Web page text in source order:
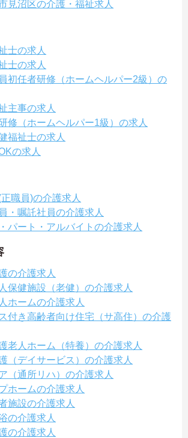
見沼区の介護・福祉求人
士の求人
士の求人
初任者研修（ホームヘルパー2級）の
主事の求人
修（ホームヘルパー1級）の求人
福祉士の求人
の求人
職員)の介護求人
・嘱託社員の介護求人
パート・アルバイトの介護求人
の介護求人
保健施設（老健）の介護求人
ホームの介護求人
付き高齢者向け住宅（サ高住）の介護
老人ホーム（特養）の介護求人
（デイサービス）の介護求人
（通所リハ）の介護求人
ホームの介護求人
施設の介護求人
の介護求人
の介護求人